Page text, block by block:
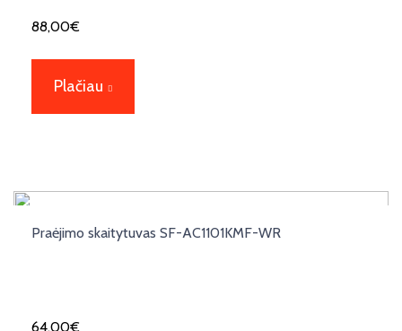
88,00€
Plačiau
Praėjimo skaitytuvas SF-AC1101KMF-WR
64,00€